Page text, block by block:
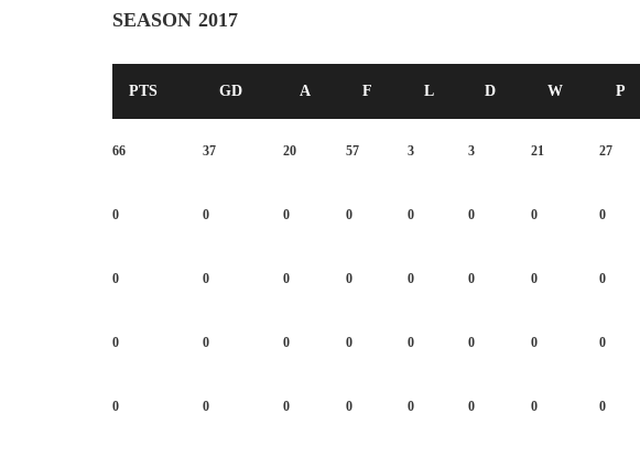
SEASON 2017
P
W
D
L
F
A
GD
PTS
27
21
3
3
57
20
37
66
0
0
0
0
0
0
0
0
0
0
0
0
0
0
0
0
0
0
0
0
0
0
0
0
0
0
0
0
0
0
0
0